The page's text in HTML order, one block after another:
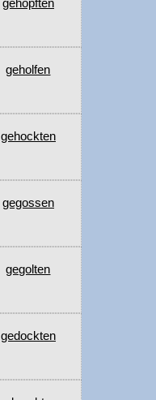
gehopften
geholfen
gehockten
gegossen
gegolten
gedockten